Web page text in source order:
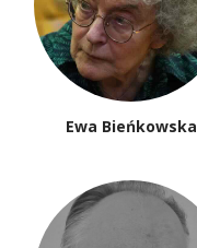
Ewa Bieńkowska